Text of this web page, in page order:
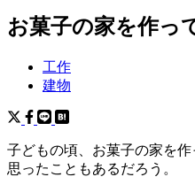
お菓子の家を作っ
工作
建物
子どもの頃、お菓子の家を
思ったこともあるだろう。